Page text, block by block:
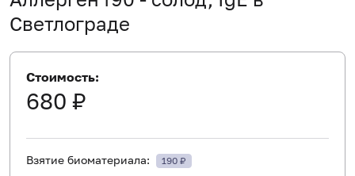
Светлограде
Стоимость:
680 ₽
Взятие биоматериала: 190 ₽